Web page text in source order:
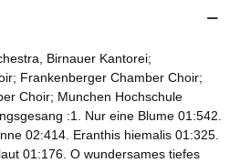
Birnauer Kantorei;
Frankenberger Chamber Choir;
Choir; Munchen Hochschule
:1. Nur eine Blume 01:542.
02:414. Eranthis hiemalis 01:325.
01:176. O wundersames tiefes